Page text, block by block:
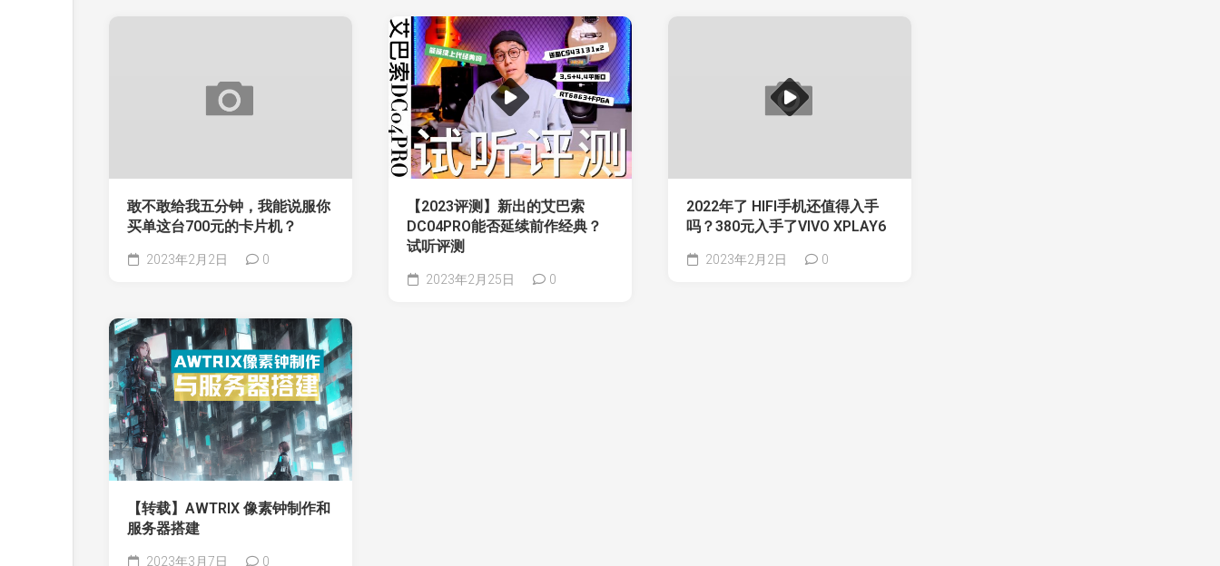
敢不敢给我五分钟，我能说服你
买单这台700元的卡片机？
2023年2月2日 0
【2023评测】新出的艾巴索
DC04PRO能否延续前作经典？
试听评测
2023年2月25日 0
2022年了 HIFI手机还值得入手
吗？380元入手了VIVO XPLAY6
2023年2月2日 0
【转载】AWTRIX 像素钟制作和
服务器搭建
2023年3月7日 0